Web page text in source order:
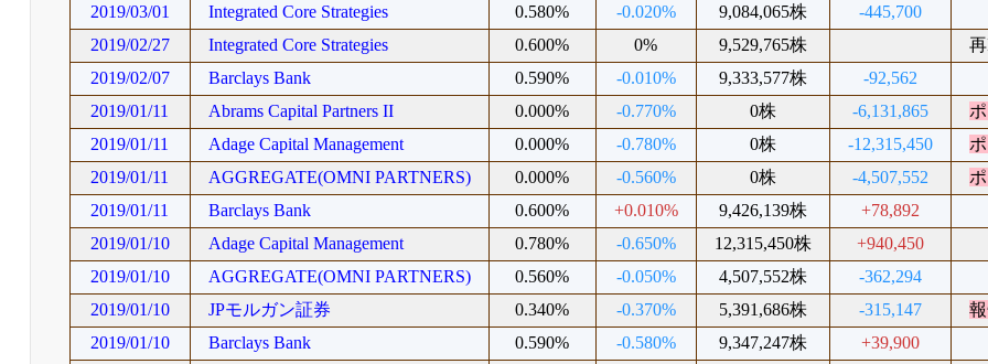
2019/03/01
Integrated Core Strategies 0.580% -0.020% 9,084,065株
-445,700
2019/02/27
Integrated Core Strategies 0.600% 0% 9,529,765株
2019/02/07
Barclays Bank 0.590% -0.010% 9,333,577株
-92,562
2019/01/11
Abrams Capital Partners II 0.000% -0.770% 0株 -6,131,865
2019/01/11
Adage Capital Management 0.000% -0.780% 0株 -12,315,450
2019/01/11
AGGREGATE(OMNI PARTNERS) 0.000% -0.560% 0株 -4,507,552
2019/01/11
Barclays Bank 0.600% +0.010% 9,426,139株
+78,892
2019/01/10
Adage Capital Management 0.780% -0.650% 12,315,450株
+940,450
2019/01/10
AGGREGATE(OMNI PARTNERS) 0.560% -0.050% 4,507,552株
-362,294
2019/01/10
JPモルガン証券 0.340% -0.370% 5,391,686株 -315,147
2019/01/10
Barclays Bank 0.590% -0.580% 9,347,247株
+39,900